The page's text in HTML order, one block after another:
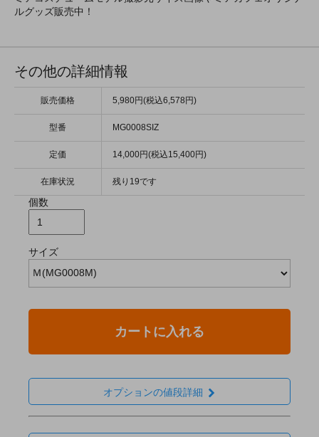
ルグッズ販売中！
その他の詳細情報
販売価格 5,980円(税込6,578円)
型番 MG0008SIZ
定価 14,000円(税込15,400円)
在庫状況 残り19です
個数
サイズ
カートに入れる
オプションの値段詳細